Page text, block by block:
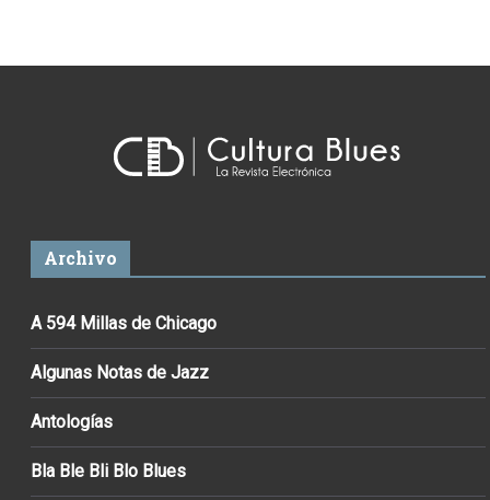
Archivo
A 594 Millas de Chicago
Algunas Notas de Jazz
Antologías
Bla Ble Bli Blo Blues